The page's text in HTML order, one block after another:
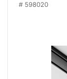
598020